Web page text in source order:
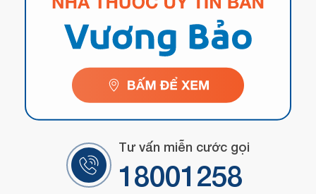
Tư vấn miễn cước gọi
18001258